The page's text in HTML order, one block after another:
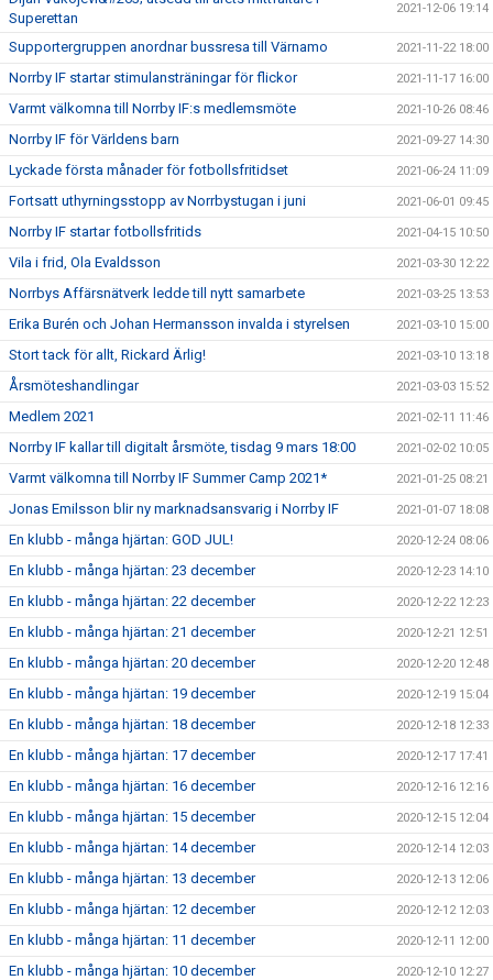
Superettan
2021-12-06 19:14
Supportergruppen anordnar bussresa till Värnamo 2021-11-22 18:00
Norrby IF startar stimulansträningar för flickor 2021-11-17 16:00
Varmt välkomna till Norrby IF:s medlemsmöte 2021-10-26 08:46
Norrby IF för Världens barn 2021-09-27 14:30
Lyckade första månader för fotbollsfritidset 2021-06-24 11:09
Fortsatt uthyrningsstopp av Norrbystugan i juni 2021-06-01 09:45
Norrby IF startar fotbollsfritids 2021-04-15 10:50
Vila i frid, Ola Evaldsson 2021-03-30 12:22
Norrbys Affärsnätverk ledde till nytt samarbete 2021-03-25 13:53
Erika Burén och Johan Hermansson invalda i styrelsen 2021-03-10 15:00
Stort tack för allt, Rickard Ärlig! 2021-03-10 13:18
Årsmöteshandlingar 2021-03-03 15:52
Medlem 2021 2021-02-11 11:46
Norrby IF kallar till digitalt årsmöte, tisdag 9 mars 18:00 2021-02-02 10:05
Varmt välkomna till Norrby IF Summer Camp 2021* 2021-01-25 08:21
Jonas Emilsson blir ny marknadsansvarig i Norrby IF 2021-01-07 18:08
En klubb - många hjärtan: GOD JUL! 2020-12-24 08:06
En klubb - många hjärtan: 23 december 2020-12-23 14:10
En klubb - många hjärtan: 22 december 2020-12-22 12:23
En klubb - många hjärtan: 21 december 2020-12-21 12:51
En klubb - många hjärtan: 20 december 2020-12-20 12:48
En klubb - många hjärtan: 19 december 2020-12-19 15:04
En klubb - många hjärtan: 18 december 2020-12-18 12:33
En klubb - många hjärtan: 17 december 2020-12-17 17:41
En klubb - många hjärtan: 16 december 2020-12-16 12:16
En klubb - många hjärtan: 15 december 2020-12-15 12:04
En klubb - många hjärtan: 14 december 2020-12-14 12:03
En klubb - många hjärtan: 13 december 2020-12-13 12:06
En klubb - många hjärtan: 12 december 2020-12-12 12:03
En klubb - många hjärtan: 11 december 2020-12-11 12:00
En klubb - många hjärtan: 10 december 2020-12-10 12:27